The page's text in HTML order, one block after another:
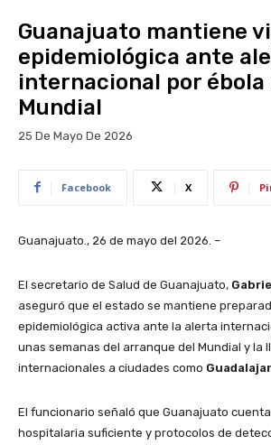
Guanajuato mantiene
epidemiológica ante
internacional por ébola
Mundial
25 De Mayo De 2026
Facebook X
Guanajuato., 26 de mayo del 2026. –
El secretario de Salud de Guanajuato,
aseguró que el estado se mantiene
epidemiológica activa ante la alerta
unas semanas del arranque del Mundial y la
internacionales a ciudades como
El funcionario señaló que Guanajuato
hospitalaria suficiente y protocolos de